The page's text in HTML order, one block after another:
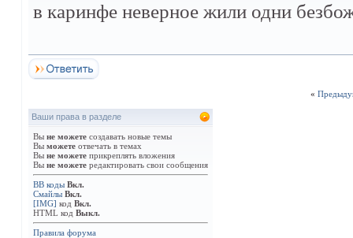
в каринфе неверное жили одни
«
Ваши права в разделе
Вы не можете создавать новые темы
Вы можете отвечать в темах
Вы не можете прикреплять вложения
Вы не можете редактировать свои сообщения
BB коды Вкл.
Смайлы Вкл.
[IMG] код Вкл.
HTML код Выкл.
Правила форума